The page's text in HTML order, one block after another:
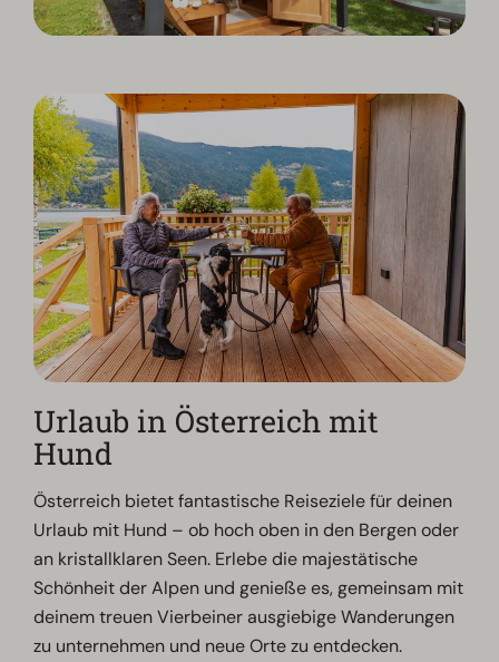
Urlaub in Österreich mit
Hund
Österreich bietet fantastische Reiseziele für deinen
Urlaub mit Hund – ob hoch oben in den Bergen oder
an kristallklaren Seen. Erlebe die majestätische
Schönheit der Alpen und genieße es, gemeinsam mit
deinem treuen Vierbeiner ausgiebige Wanderungen
zu unternehmen und neue Orte zu entdecken.